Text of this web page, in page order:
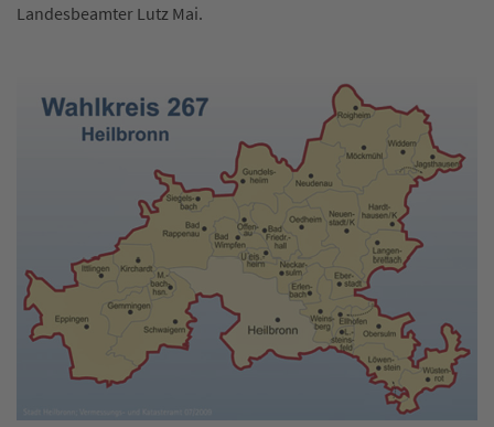
Landesbeamter Lutz Mai.